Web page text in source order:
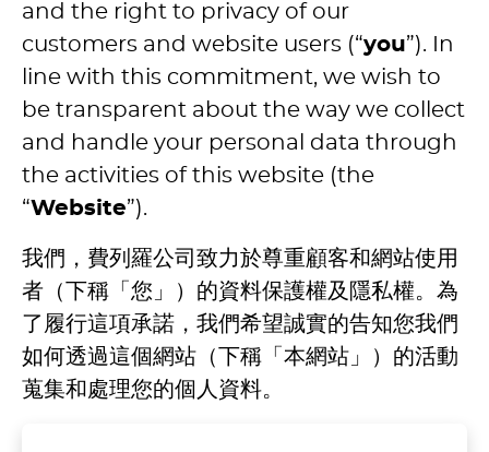
and the right to privacy of our
customers and website users (“you”). In
line with this commitment, we wish to
be transparent about the way we collect
and handle your personal data through
the activities of this website (the
“Website”).
我們，費列羅公司致力於尊重顧客和網站使用
者（下稱「您」）的資料保護權及隱私權。為
了履行這項承諾，我們希望誠實的告知您我們
如何透過這個網站（下稱「本網站」）的活動
蒐集和處理您的個人資料。